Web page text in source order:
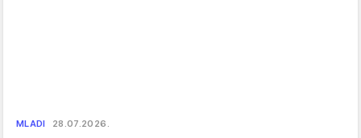
MLADI 28.07.2026.